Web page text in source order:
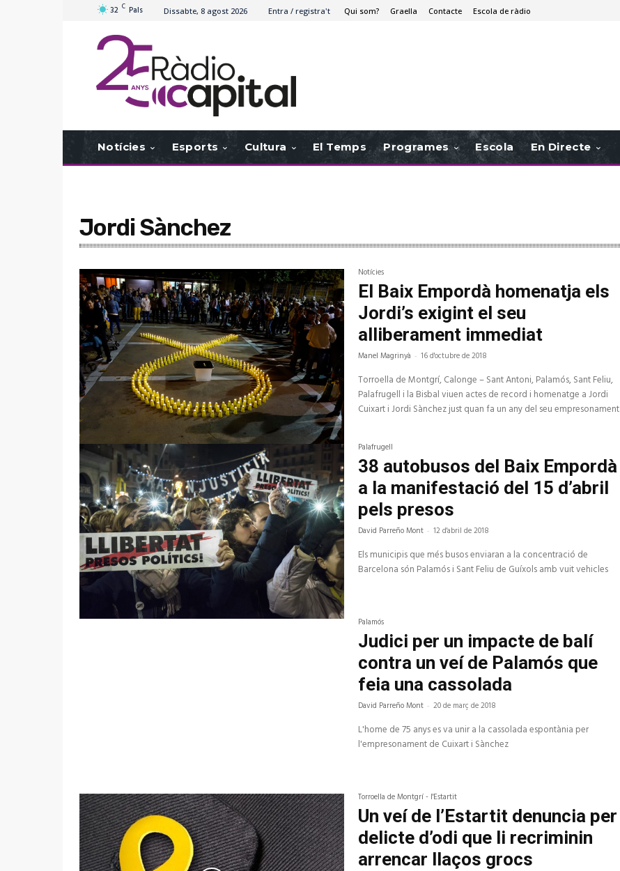
32 C Pals Dissabte, 8 agost 2026 Entra / registra't Qui som? Graella Contacte Escola de ràdio
Notícies Esports Cultura El Temps Programes Escola En Directe
Jordi Sànchez
Notícies
El Baix Empordà homenatja els
Jordi’s exigint el seu
alliberament immediat
Manel Magrinyà - 16 d'octubre de 2018
Torroella de Montgrí, Calonge – Sant Antoni, Palamós, Sant Feliu,
Palafrugell i la Bisbal viuen actes de record i homenatge a Jordi
Cuixart i Jordi Sànchez just quan fa un any del seu empresonament
Palafrugell
38 autobusos del Baix Empordà
a la manifestació del 15 d’abril
pels presos
David Parreño Mont - 12 d'abril de 2018
Els municipis que més busos enviaran a la concentració de
Barcelona són Palamós i Sant Feliu de Guíxols amb vuit vehicles
Palamós
Judici per un impacte de balí
contra un veí de Palamós que
feia una cassolada
David Parreño Mont - 20 de març de 2018
L'home de 75 anys es va unir a la cassolada espontània per
l'empresonament de Cuixart i Sànchez
Torroella de Montgrí - l'Estartit
Un veí de l’Estartit denuncia per
delicte d’odi que li recriminin
arrencar llaços grocs